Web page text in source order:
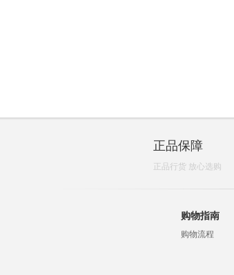
正品保障
正品行货 放心选购
购物指南
购物流程